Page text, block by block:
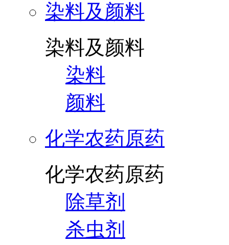
染料及颜料
染料及颜料
染料
颜料
化学农药原药
化学农药原药
除草剂
杀虫剂